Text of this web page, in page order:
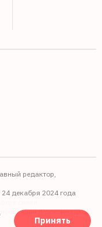
редактор,
декабря 2024 года
связи,
(Роскомнадзор).
Принять